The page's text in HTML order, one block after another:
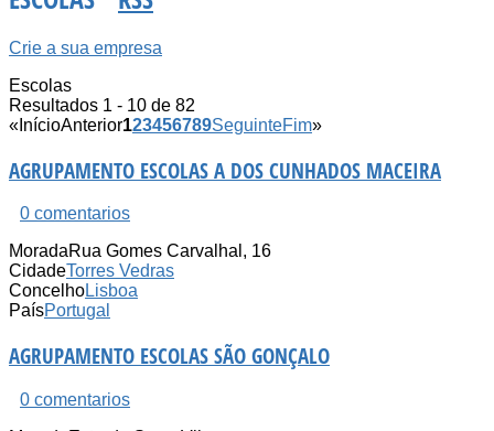
Crie a sua empresa
Escolas
Resultados 1 - 10 de 82
« InícioAnterior123456789SeguinteFim»
AGRUPAMENTO ESCOLAS A DOS CUNHADOS MACEIRA
0 comentarios
MoradaRua Gomes Carvalhal, 16
CidadeTorres Vedras
ConcelhoLisboa
PaísPortugal
AGRUPAMENTO ESCOLAS SÃO GONÇALO
0 comentarios